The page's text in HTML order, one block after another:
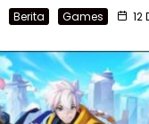
Berita Games 12